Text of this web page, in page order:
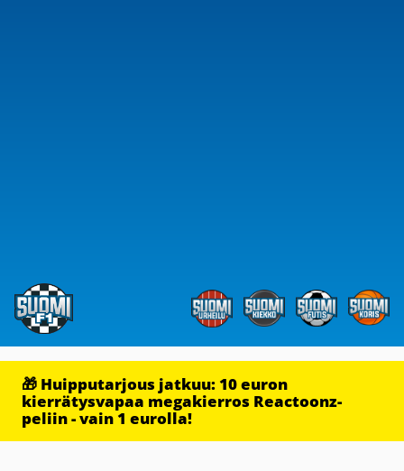
🎁 Huipputarjous jatkuu: 10 euron
kierrätysvapaa megakierros Reactoonz-
peliin - vain 1 eurolla!